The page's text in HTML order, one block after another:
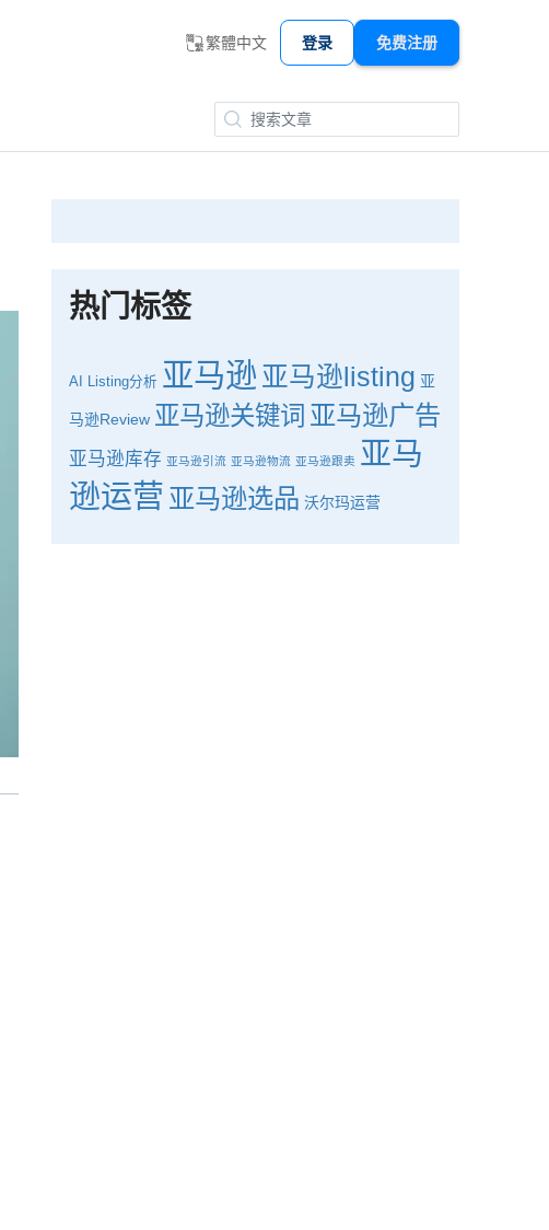
繁體中文 登录 免费注册
热门标签
AI Listing分析 亚马逊 亚马逊listing 亚
马逊Review 亚马逊关键词 亚马逊广告
亚马逊库存 亚马逊引流 亚马逊物流 亚马逊跟卖 亚马
逊运营 亚马逊选品 沃尔玛运营